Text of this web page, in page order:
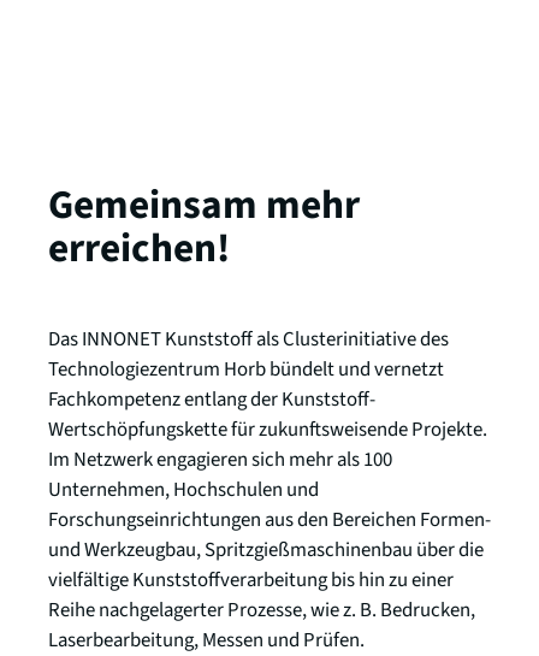
Gemeinsam mehr
erreichen!
Das INNONET Kunststoff als Clusterinitiative des
Technologiezentrum Horb bündelt und vernetzt
Fachkompetenz entlang der Kunststoff-
Wertschöpfungskette für zukunftsweisende Projekte.
Im Netzwerk engagieren sich mehr als 100
Unternehmen, Hochschulen und
Forschungseinrichtungen aus den Bereichen Formen-
und Werkzeugbau, Spritzgießmaschinenbau über die
vielfältige Kunststoffverarbeitung bis hin zu einer
Reihe nachgelagerter Prozesse, wie z. B. Bedrucken,
Laserbearbeitung, Messen und Prüfen.